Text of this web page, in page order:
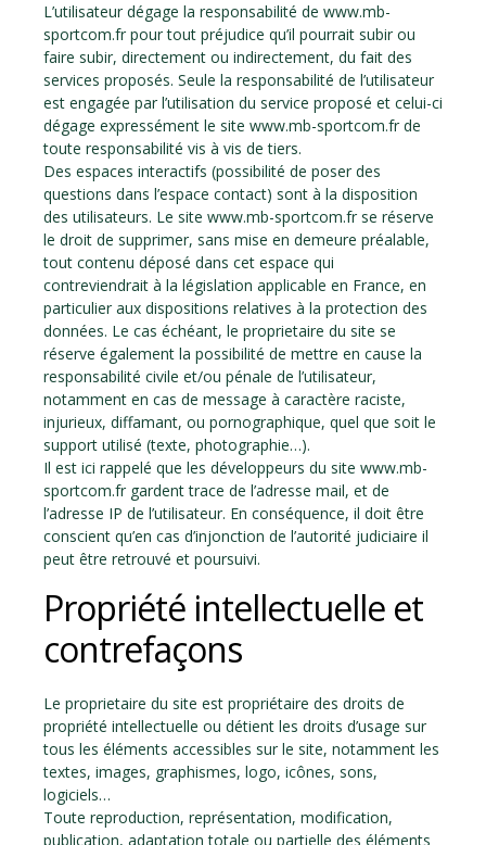
L’utilisateur dégage la responsabilité de www.mb-
sportcom.fr pour tout préjudice qu’il pourrait subir ou
faire subir, directement ou indirectement, du fait des
services proposés. Seule la responsabilité de l’utilisateur
est engagée par l’utilisation du service proposé et celui-ci
dégage expressément le site www.mb-sportcom.fr de
toute responsabilité vis à vis de tiers.
Des espaces interactifs (possibilité de poser des
questions dans l’espace contact) sont à la disposition
des utilisateurs. Le site www.mb-sportcom.fr se réserve
le droit de supprimer, sans mise en demeure préalable,
tout contenu déposé dans cet espace qui
contreviendrait à la législation applicable en France, en
particulier aux dispositions relatives à la protection des
données. Le cas échéant, le proprietaire du site se
réserve également la possibilité de mettre en cause la
responsabilité civile et/ou pénale de l’utilisateur,
notamment en cas de message à caractère raciste,
injurieux, diffamant, ou pornographique, quel que soit le
support utilisé (texte, photographie…).
Il est ici rappelé que les développeurs du site www.mb-
sportcom.fr gardent trace de l’adresse mail, et de
l’adresse IP de l’utilisateur. En conséquence, il doit être
conscient qu’en cas d’injonction de l’autorité judiciaire il
peut être retrouvé et poursuivi.
Propriété intellectuelle et
contrefaçons
Le proprietaire du site est propriétaire des droits de
propriété intellectuelle ou détient les droits d’usage sur
tous les éléments accessibles sur le site, notamment les
textes, images, graphismes, logo, icônes, sons,
logiciels…
Toute reproduction, représentation, modification,
publication, adaptation totale ou partielle des éléments